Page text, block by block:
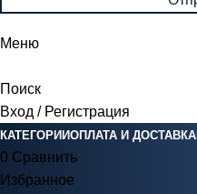
Меню
Поиск
Вход / Регистрация
КАТЕГОРИИОПЛАТА И ДОСТАВКА
0 Сравнить
Избранное